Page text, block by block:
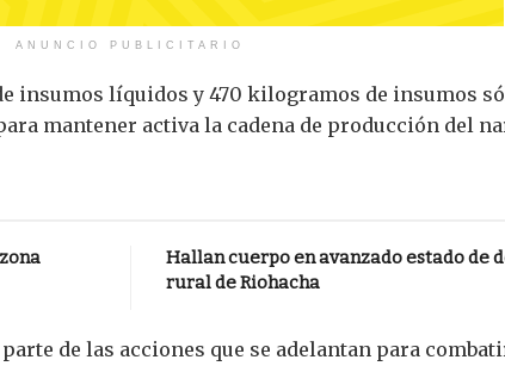
ANUNCIO PUBLICITARIO
insumos líquidos y 470 kilogramos de insumos
mantener activa la cadena de producción del
Hallan cuerpo en avanzado estado de
rural de Riohacha
de las acciones que se adelantan para